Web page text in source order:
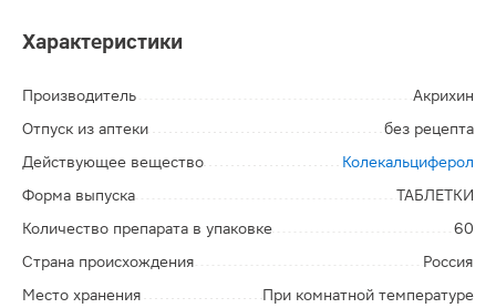
Характеристики
Производитель
Акрихин
Отпуск из аптеки
без рецепта
Действующее вещество
Колекальциферол
Форма выпуска
ТАБЛЕТКИ
Количество препарата в упаковке
60
Страна происхождения
Россия
Место хранения
При комнатной температуре